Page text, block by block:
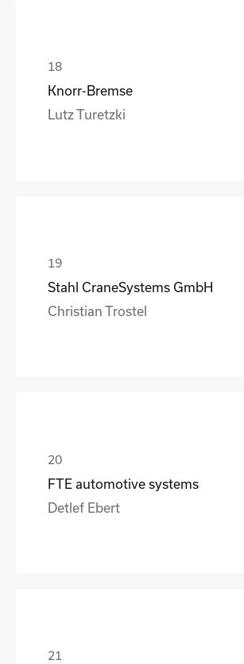
Knorr-Bremse
Lutz Turetzki
Stahl CraneSystems GmbH
Christian Trostel
FTE automotive systems
Detlef Ebert